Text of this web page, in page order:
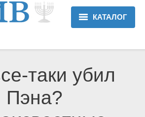
КАТАЛОГ
Культура и Традиции
таки убил
Пэна?